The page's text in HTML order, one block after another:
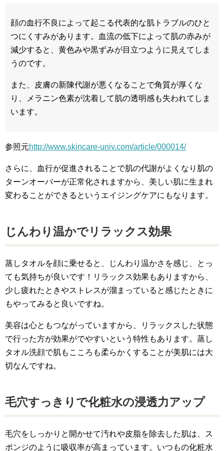
顔の血行不良によって起こる代表的な肌トラブルのひと
つにくすみがあります。血流の低下によって肌の赤みが
減少すると、黄色みや黒ずみが目立つように見えてしま
うのです。
また、皮膚の新陳代謝が悪くなることで角質が厚くな
り、メラニン色素が沈着して肌の透明感も失われてしま
います。
参照元http://www.skincare-univ.com/article/000014/
さらに、血行が促進されることで肌の代謝がよくなり肌の
ターンオーバーが正常化されますから、美しい肌に生まれ
変わることができるというエイジングケアにもなります。
じんわり温かでリラックス効果
蒸しタオルを顔に乗せると、じんわり温かさを感じ、とっ
ても気持ちが良いです！リラックス効果もありますから、
少し疲れたときやストレスが溜まっていると感じたときに
もやってみると良いですね。
美容は心ともつながっていますから、リラックスした状態
で行った方が効果がでやすいという特性もあります。蒸し
タオル洗顔で肌もこころも柔らかくすることが美肌には大
切なんですね。
毛穴すっきりで化粧水の浸透力アップ
毛穴をしっかりと開かせて汚れや皮脂を除去した肌は、ス
ポンジのように吸収率が高まっています。いつもの化粧水